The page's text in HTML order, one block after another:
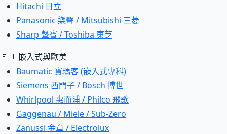
Hitachi 日立
Panasonic 樂聲 / Mitsubishi 三菱
Sharp 聲寶 / Toshiba 東芝
🇪🇺 嵌入式與歐美
Baumatic 寶瑪客 (嵌入式專科)
Siemens 西門子 / Bosch 博世
Whirlpool 惠而浦 / Philco 飛歌
Gaggenau / Miele / Sub-Zero
Zanussi 金章 / Electrolux